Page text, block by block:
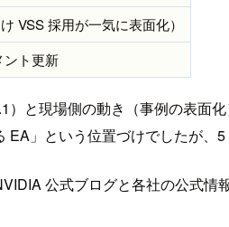
VSS 採用が一気に表面化）
ント更新
と現場側の動き（事例の表面
」という位置づけでしたが
公式ブログと各社の公式情